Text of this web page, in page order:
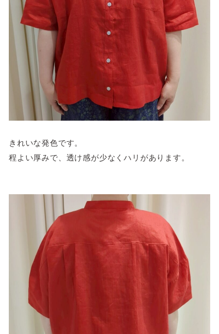
きれいな発色です。
程よい厚みで、透け感が少なくハリがあります。